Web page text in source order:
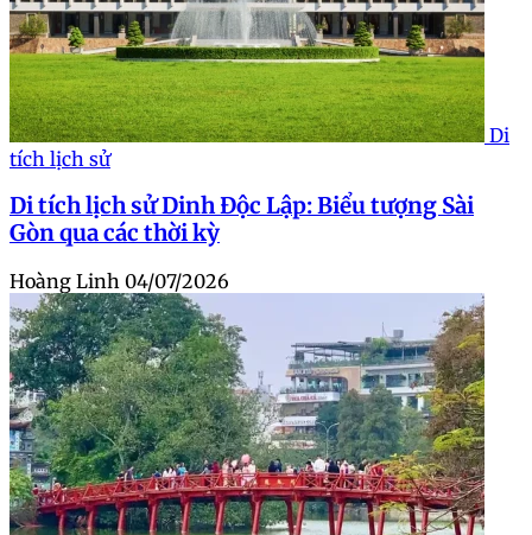
Di
tích lịch sử
Di tích lịch sử Dinh Độc Lập: Biểu tượng Sài
Gòn qua các thời kỳ
Hoàng Linh 04/07/2026